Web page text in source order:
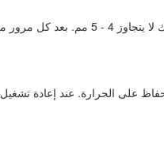
4 - 5 مم. بعد كل مرور
على الحرارة. عند إعادة